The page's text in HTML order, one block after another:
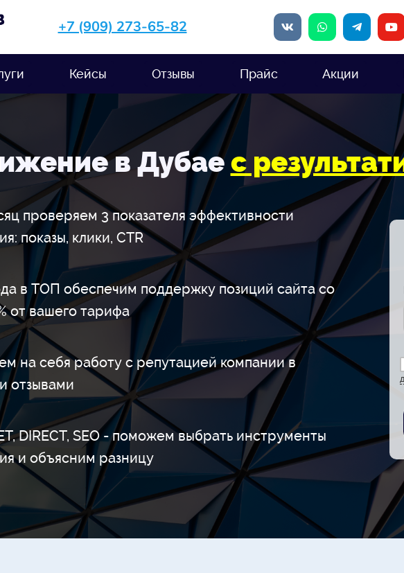
+7 (909) 273-65-82
Кейсы Отзывы Прайс Акции
в Дубаес
проверяем 3 показателя эффективности
показы, клики, CTR
в ТОП обеспечим поддержку позиций сайта со
от вашего тарифа
на себя работу с репутацией компании в
отзывами
DIRECT, SEO - поможем выбрать инструменты
и объясним разницу